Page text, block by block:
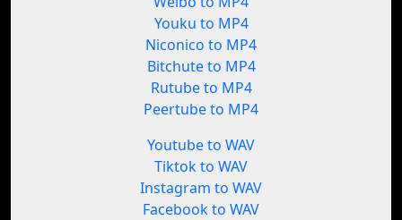
Youku to MP4
Niconico to MP4
Bitchute to MP4
Rutube to MP4
Peertube to MP4
Youtube to WAV
Tiktok to WAV
Instagram to WAV
Facebook to WAV